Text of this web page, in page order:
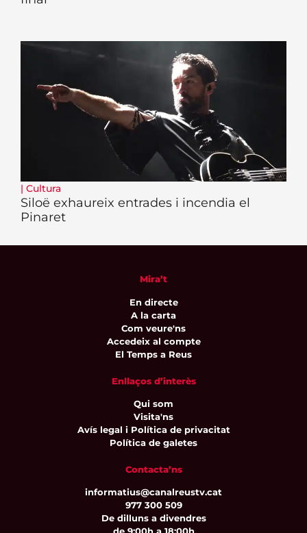
| Cultura
Siloë exhaureix entrades i incendia el
Pinaret
Mira’t
En directe
A la carta
Com veure'ns
Accedeix al compte
El Temps a Reus
Enllaços d’interès
Qui som
Visita'ns
Avís legal i Política de privacitat
Política de galetes
Contacta’ns
informatius@canalreustv.cat
977 300 509
De dilluns a divendres